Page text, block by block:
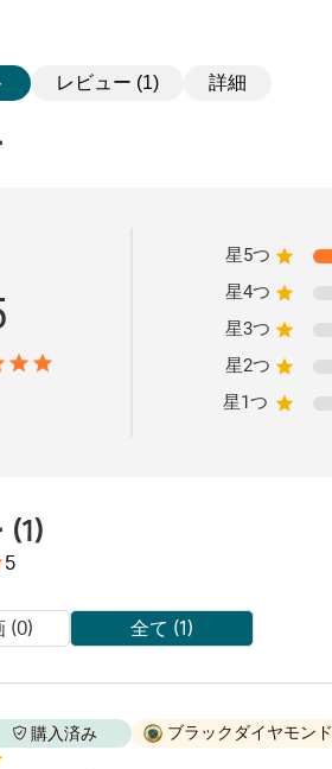
レビュー (1) 詳細
星5つ
星4つ
星3つ
星2つ
星1つ
(1)
5
(0) 全て (1)
購入済み ブラックダイヤモンド